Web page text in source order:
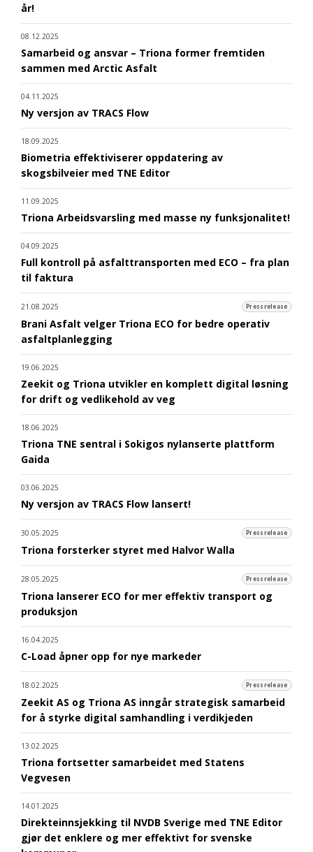
år!
08.12.2025
Samarbeid og ansvar – Triona former fremtiden
sammen med Arctic Asfalt
04.11.2025
Ny versjon av TRACS Flow
18.09.2025
Biometria effektiviserer oppdatering av
skogsbilveier med TNE Editor
11.09.2025
Triona Arbeidsvarsling med masse ny funksjonalitet!
04.09.2025
Full kontroll på asfalttransporten med ECO – fra plan
til faktura
21.08.2025 Pressrelease
Brani Asfalt velger Triona ECO for bedre operativ
asfaltplanlegging
19.06.2025
Zeekit og Triona utvikler en komplett digital løsning
for drift og vedlikehold av veg
18.06.2025
Triona TNE sentral i Sokigos nylanserte plattform
Gaida
03.06.2025
Ny versjon av TRACS Flow lansert!
30.05.2025 Pressrelease
Triona forsterker styret med Halvor Walla
28.05.2025 Pressrelease
Triona lanserer ECO for mer effektiv transport og
produksjon
16.04.2025
C-Load åpner opp for nye markeder
18.02.2025 Pressrelease
Zeekit AS og Triona AS inngår strategisk samarbeid
for å styrke digital samhandling i verdikjeden
13.02.2025
Triona fortsetter samarbeidet med Statens
Vegvesen
14.01.2025
Direkteinnsjekking til NVDB Sverige med TNE Editor
gjør det enklere og mer effektivt for svenske